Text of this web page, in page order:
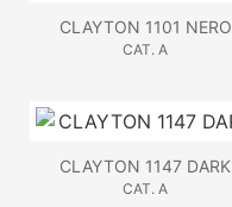
CLAYTON 1101 NERO
CAT. A
CLAYTON 1147 DARK
CAT. A